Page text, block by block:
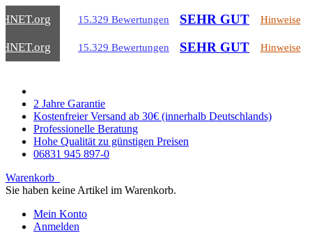
.org 15.329 Bewertungen SEHR GUT Hinweise
.org 15.329 Bewertungen SEHR GUT Hinweise
2 Jahre Garantie
Kostenfreier Versand ab 30€ (innerhalb Deutschlands)
Professionelle Beratung
Hohe Qualität zu günstigen Preisen
06831 945 897-0
Warenkorb
Sie haben keine Artikel im Warenkorb.
Mein Konto
Anmelden